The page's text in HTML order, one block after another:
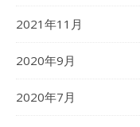
2021年11月
2020年9月
2020年7月